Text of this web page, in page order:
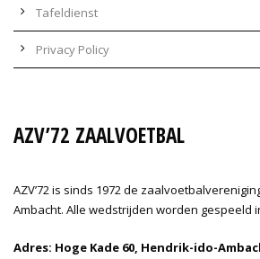
Tafeldienst
Privacy Policy
AZV’72 ZAALVOETBAL
AZV’72 is sinds 1972 de
Ambacht. Alle wedstrijden worden gespeeld
Adres: Hoge Kade 60, Hendrik-ido-